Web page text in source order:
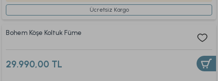
Ücretsiz Kargo
Bohem Köşe Koltuk Füme
29.990,00 TL